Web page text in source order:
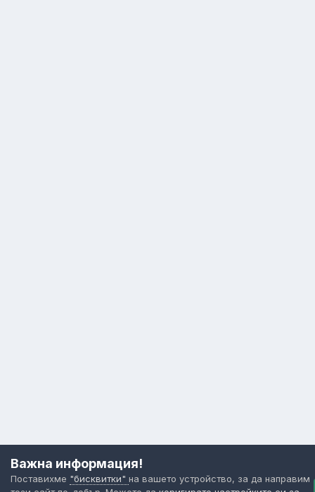
Важна информация!
Поставихме "бисквитки" на вашето устройство, за да направим